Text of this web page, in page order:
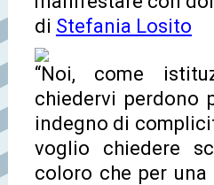
di Stefania Losito
“Noi, come
chiedervi perdono
indegno di
voglio chiedere
coloro che per